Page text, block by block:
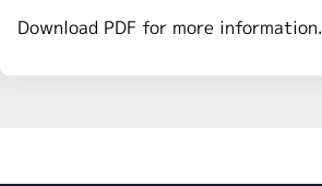
Download PDF for more information.